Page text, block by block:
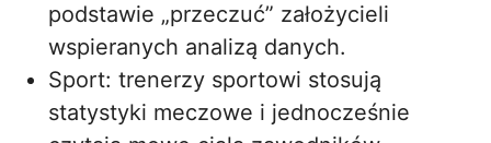
podstawie „przeczuć” założycieli
wspieranych analizą danych.
Sport: trenerzy sportowi stosują
statystyki meczowe i jednocześnie